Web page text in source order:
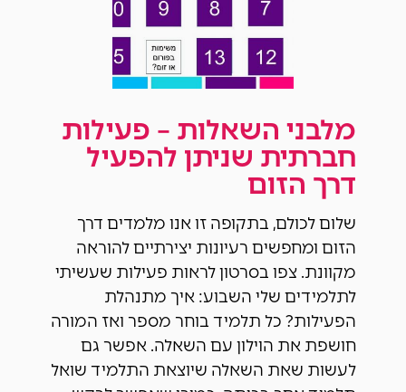
מלבני השאלות – פעילות
חברתית שניתן להפעיל
דרך הזום
שלום לכולם, בתקופה זו אנו מלמדים דרך
הזום ומחפשים רעיונות יצירתיים להוראה
מקוונת. צפו בסרטון לראות פעילות שעשיתי
לתלמידים שלי השבוע: איך מתנהלת
הפעילות? כל תלמיד בוחר מספר ואז המורה
חושפת את הוילון עם השאלה. אפשר גם
לעשות שאת השאלה שיוצאת התלמיד שואל